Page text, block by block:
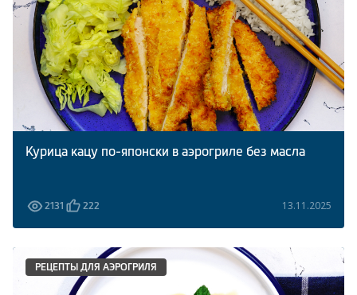
Курица кацу по-японски в аэрогриле без масла
2131 222 13.11.2025
РЕЦЕПТЫ ДЛЯ АЭРОГРИЛЯ